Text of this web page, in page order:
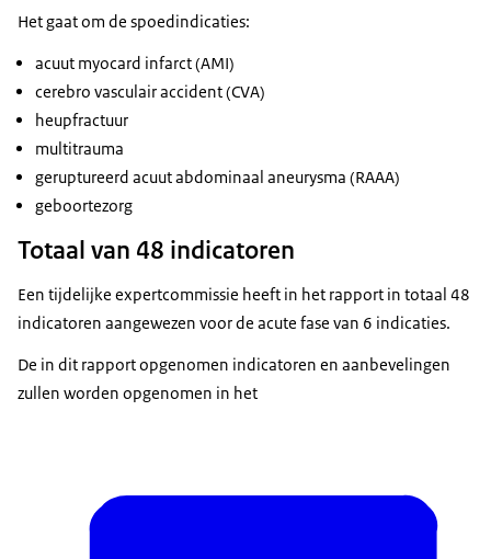
Het gaat om de spoedindicaties:
acuut myocard infarct (AMI)
cerebro vasculair accident (CVA)
heupfractuur
multitrauma
geruptureerd acuut abdominaal aneurysma (RAAA)
geboortezorg
Totaal van 48 indicatoren
Een tijdelijke expertcommissie heeft in het rapport in totaal 48
indicatoren aangewezen voor de acute fase van 6 indicaties.
De in dit rapport opgenomen indicatoren en aanbevelingen
zullen worden opgenomen in het